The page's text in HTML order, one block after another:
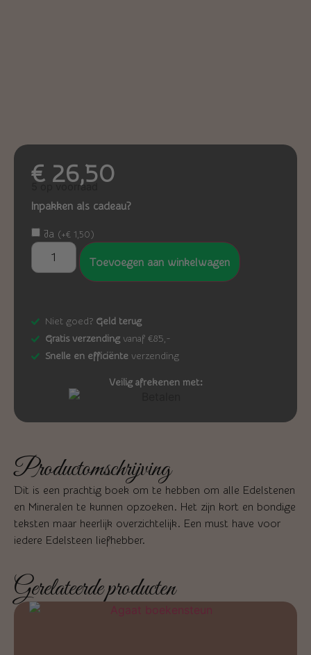
€26,50
5 op voorraad
Inpakken als cadeau?
Ja (+€ 1,50)
Toevoegen aan winkelwagen
Niet goed? Geld terug
Gratis verzending vanaf €85,-
Snelle en efficiënte verzending
Veilig afrekenen met:
Productomschrijving
Dit is een prachtig boek om te hebben om alle Edelstenen
en Mineralen te kunnen opzoeken. Het zijn kort en bondige
teksten maar heerlijk overzichtelijk. Een must have voor
iedere Edelsteen liefhebber.
Gerelateerde producten